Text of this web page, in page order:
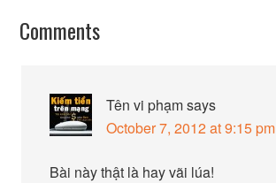
Comments
Tên vi phạmsays
October 7, 2012 at 9:15 pm
Bài này thật là hay vãi lúa!